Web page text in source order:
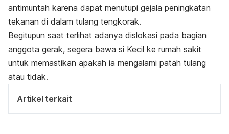
antimuntah karena dapat menutupi gejala peningkatan
tekanan di dalam tulang tengkorak.
Begitupun saat terlihat adanya dislokasi pada bagian
anggota gerak, segera bawa si Kecil ke rumah sakit
untuk memastikan apakah ia mengalami patah tulang
atau tidak.
Artikel terkait